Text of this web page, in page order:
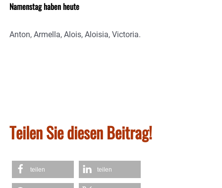
Namenstag haben heute
Anton, Armella, Alois, Aloisia, Victoria.
Teilen Sie diesen Beitrag!
teilen teilen